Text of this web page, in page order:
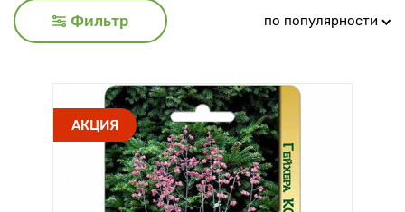
Фильтр по популярности
АКЦИЯ